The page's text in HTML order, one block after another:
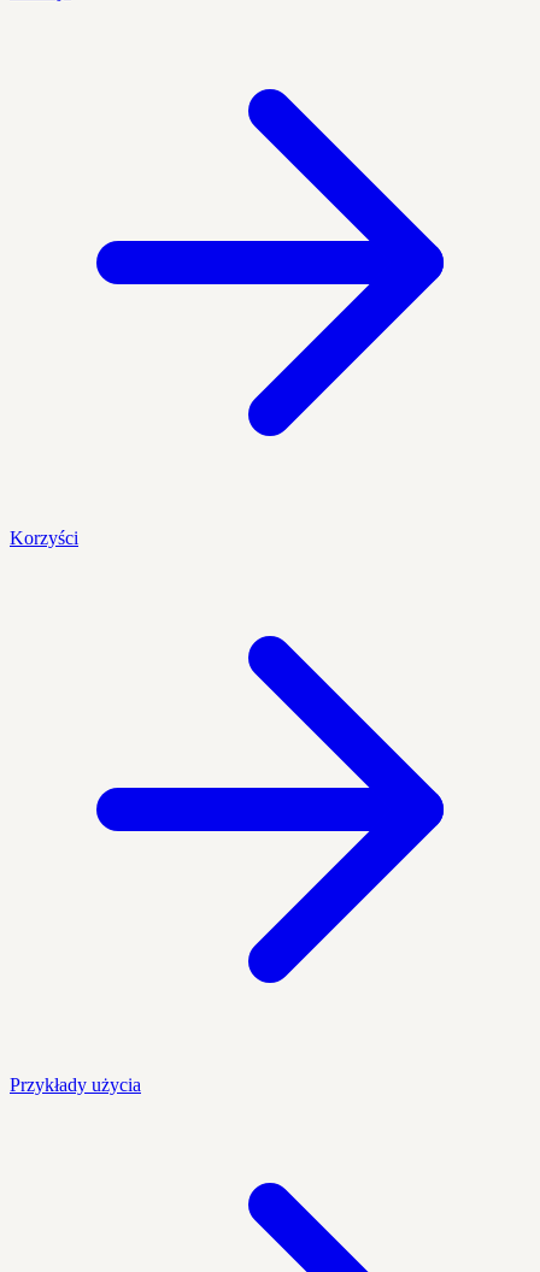
Korzyści
Przykłady użycia